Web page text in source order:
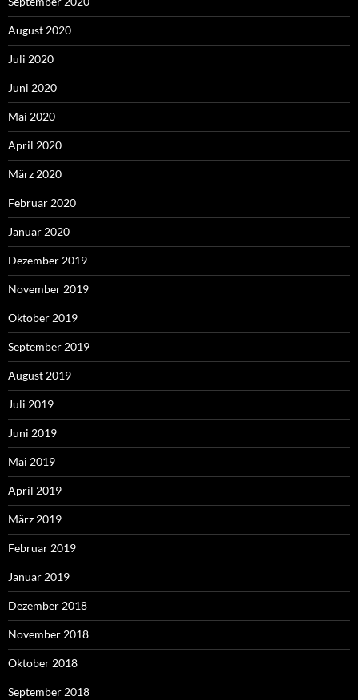
August 2020
Juli 2020
Juni 2020
Mai 2020
April 2020
März 2020
Februar 2020
Januar 2020
Dezember 2019
November 2019
Oktober 2019
September 2019
August 2019
Juli 2019
Juni 2019
Mai 2019
April 2019
März 2019
Februar 2019
Januar 2019
Dezember 2018
November 2018
Oktober 2018
September 2018